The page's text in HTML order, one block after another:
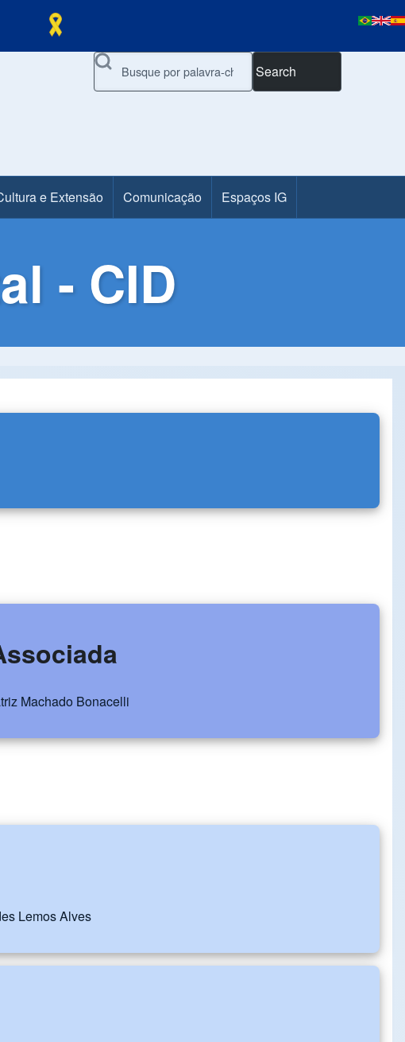
Search
e Extensão Comunicação Espaços IG
- CID
Machado Bonacelli
Lemos Alves